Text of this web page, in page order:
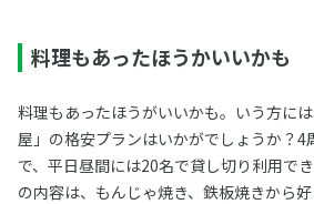
料理もあったほうかいいかも
料理もあったほうがいいかも。いう方に
屋」の格安プランはいかがでしょうか？4
で、平日昼間には20名で貸し切り利用で
の内容は、もんじゃ焼き、鉄板焼きから